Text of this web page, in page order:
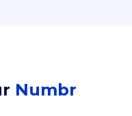
Numbr